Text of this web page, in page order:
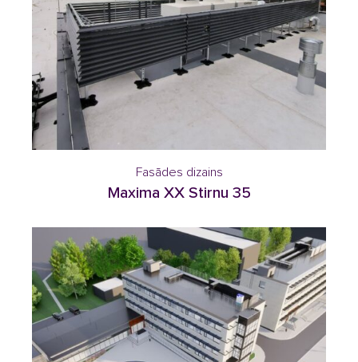
Fasādes dizains
Maxima XX Stirnu 35